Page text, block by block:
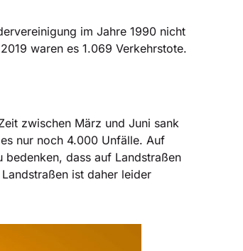
im Jahre 1990 nicht
waren es 1.069 Verkehrstote.
zwischen März und Juni sank
nur noch 4.000 Unfälle. Auf
dass auf Landstraßen
ist daher leider